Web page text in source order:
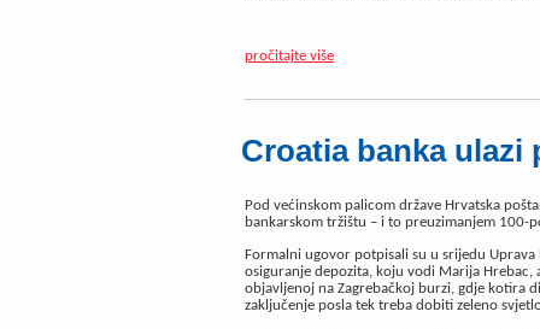
pročitajte više
Croatia banka ulazi
Pod većinskom palicom države Hrvatska
bankarskom tržištu – i to preuzimanjem 100-
Formalni ugovor potpisali su u srijedu
osiguranje depozita, koju vodi Marija Hrebac,
objavljenoj na Zagrebačkoj burzi, gdje kotira
zaključenje posla tek treba dobiti zeleno